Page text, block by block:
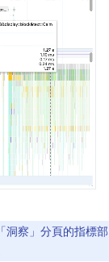
察」 分頁的指標部